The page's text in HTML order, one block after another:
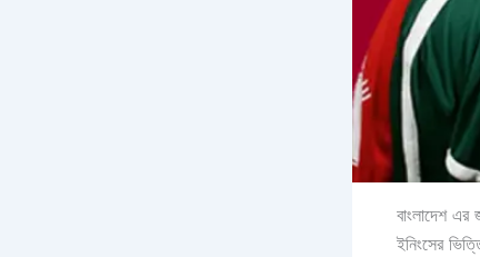
বাংলাদেশ
ইনিংসের